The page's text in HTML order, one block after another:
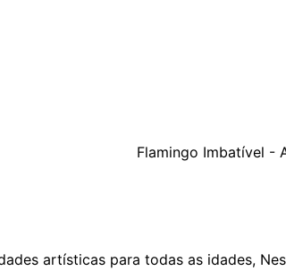
Flamingo Imbatível -
artísticas para todas as idades,